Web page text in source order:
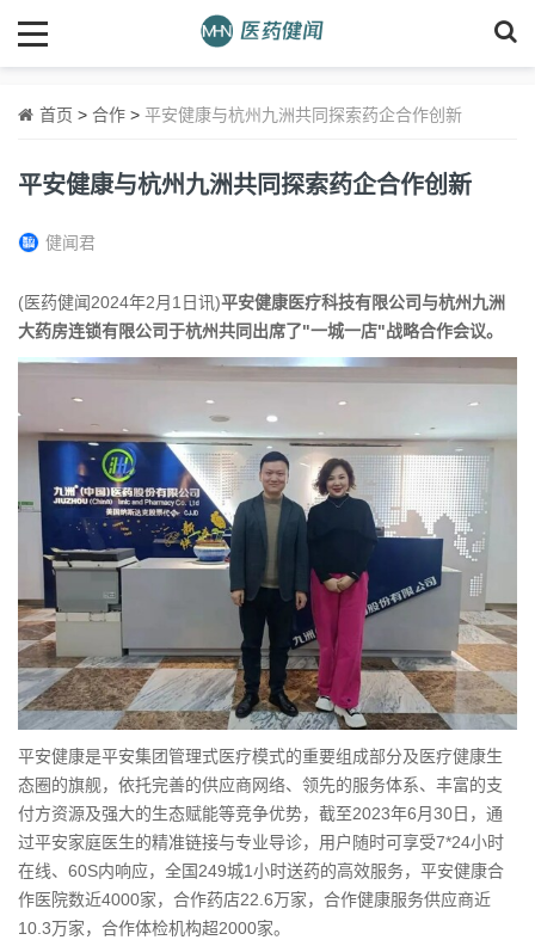
首页 > 合作 > 平安健康与杭州九洲共同探索药企合作创新
平安健康与杭州九洲共同探索药企合作创新
健闻君
(医药健闻2024年2月1日讯)平安健康医疗科技有限公司与杭州九洲
大药房连锁有限公司于杭州共同出席了"一城一店"战略合作会议。
平安健康是平安集团管理式医疗模式的重要组成部分及医疗健康生
态圈的旗舰，依托完善的供应商网络、领先的服务体系、丰富的支
付方资源及强大的生态赋能等竞争优势，截至2023年6月30日，通
过平安家庭医生的精准链接与专业导诊，用户随时可享受7*24小时
在线、60S内响应，全国249城1小时送药的高效服务，平安健康合
作医院数近4000家，合作药店22.6万家，合作健康服务供应商近
10.3万家，合作体检机构超2000家。